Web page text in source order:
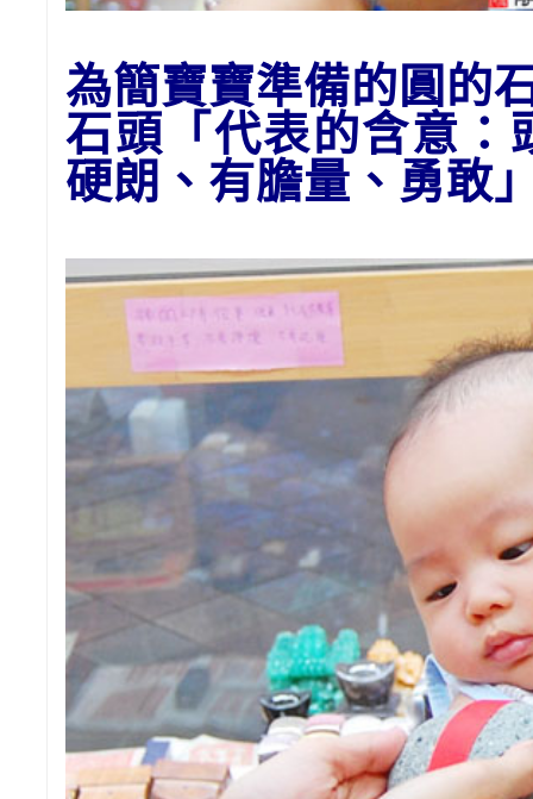
為簡寶寶準備的 圓的
石頭 「代表的含意
硬朗、有膽量、勇敢